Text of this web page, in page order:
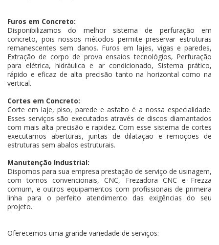
Furos em Concreto:
Disponibilizamos do melhor sistema de perfuração em
concreto, pois nossos métodos permite preservar estruturas
remanescentes sem danos. Furos em lajes, vigas e paredes,
Extração de corpo de prova ensaios tecnológios, Perfuração
para elétrica, hidráulica e ar condicionado, Sistema prático,
rápido e eficaz de alta precisão tanto na horizontal como na
vertical.
Cortes em Concreto:
Corte em laje, piso, parede e asfalto é a nossa especialidade.
Esses serviços são executados através de discos diamantados
com mais alta precisão e rapidez. Com esse sistema de cortes
executamos aberturas, juntas de dilatação e remoções de
estruturas sem abalos estruturais.
Manutenção Industrial:
Dispomos para sua empresa prestação de serviço de usinagem,
com tornos convencionais, CNC, Frezadora CNC e Frezza
comum, e outros equipamentos com profissionais de primeira
linha para o perfeito atendimento das exigências do seu
projeto.
Oferecemos uma grande variedade de serviços: